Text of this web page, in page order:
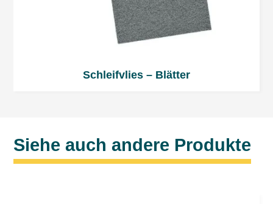
Schleifvlies – Blätter
Siehe auch andere Produkte